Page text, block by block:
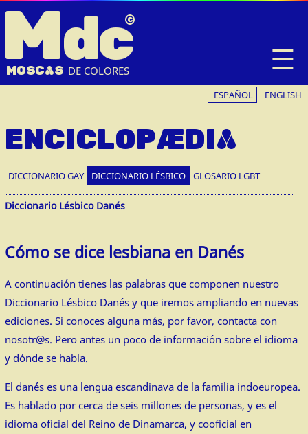
☰
Mdc
MOSCAS DE COLORES
ESPAÑOL ENGLISH
ENCICLOPÆDIA
DICCIONARIO GAY DICCIONARIO LÉSBICO GLOSARIO LGBT
Diccionario Lésbico Danés
Cómo se dice lesbiana en Danés
A continuación tienes las palabras que componen nuestro
Diccionario Lésbico Danés y que iremos ampliando en nuevas
ediciones. Si conoces alguna más, por favor, contacta con
nosotr@s. Pero antes un poco de información sobre el idioma
y dónde se habla.
El danés es una lengua escandinava de la familia indoeuropea.
Es hablado por cerca de seis millones de personas, y es el
idioma oficial del Reino de Dinamarca, y cooficial en